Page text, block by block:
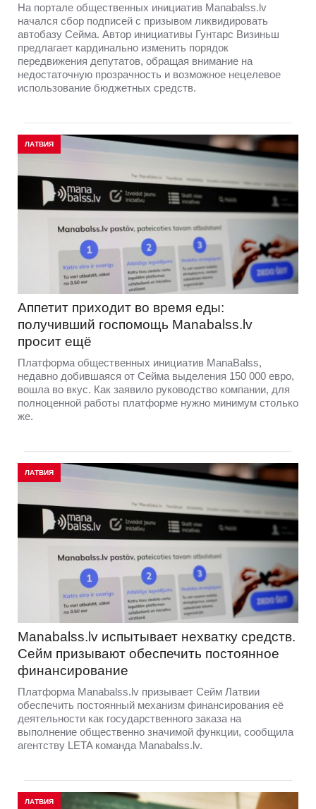
На портале общественных инициатив Manabalss.lv
начался сбор подписей с призывом ликвидировать
автобазу Сейма. Автор инициативы Гунтарс Визиньш
предлагает кардинально изменить порядок
передвижения депутатов, обращая внимание на
недостаточную прозрачность и возможное нецелевое
использование бюджетных средств.
ЛАТВИЯ
Аппетит приходит во время еды:
получивший госпомощь Manabalss.lv
просит ещё
Платформа общественных инициатив ManaBalss,
недавно добившаяся от Сейма выделения 150 000 евро,
вошла во вкус. Как заявило руководство компании, для
полноценной работы платформе нужно минимум столько
же.
ЛАТВИЯ
Manabalss.lv испытывает нехватку средств.
Сейм призывают обеспечить постоянное
финансирование
Платформа Manabalss.lv призывает Сейм Латвии
обеспечить постоянный механизм финансирования её
деятельности как государственного заказа на
выполнение общественно значимой функции, сообщила
агентству LETA команда Manabalss.lv.
ЛАТВИЯ